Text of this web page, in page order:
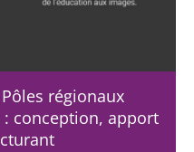
régionaux
: conception, apport